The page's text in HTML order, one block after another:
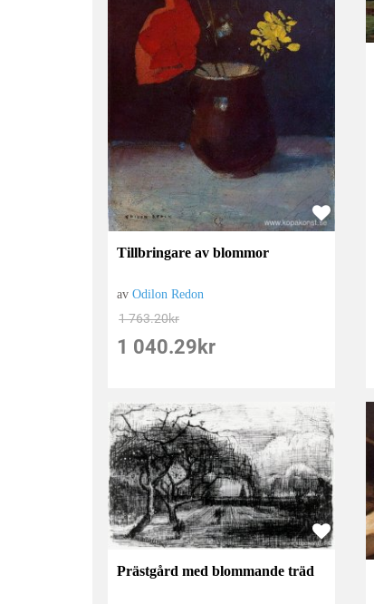
Tillbringare av blommor
avOdilon Redon
1 763.20kr
1 040.29 kr
Prästgård med blommande träd